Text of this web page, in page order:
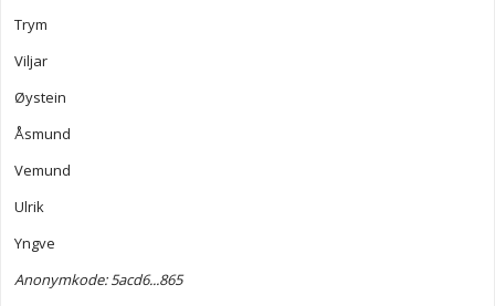
Trym
Viljar
Øystein
Åsmund
Vemund
Ulrik
Yngve
Anonymkode: 5acd6...865